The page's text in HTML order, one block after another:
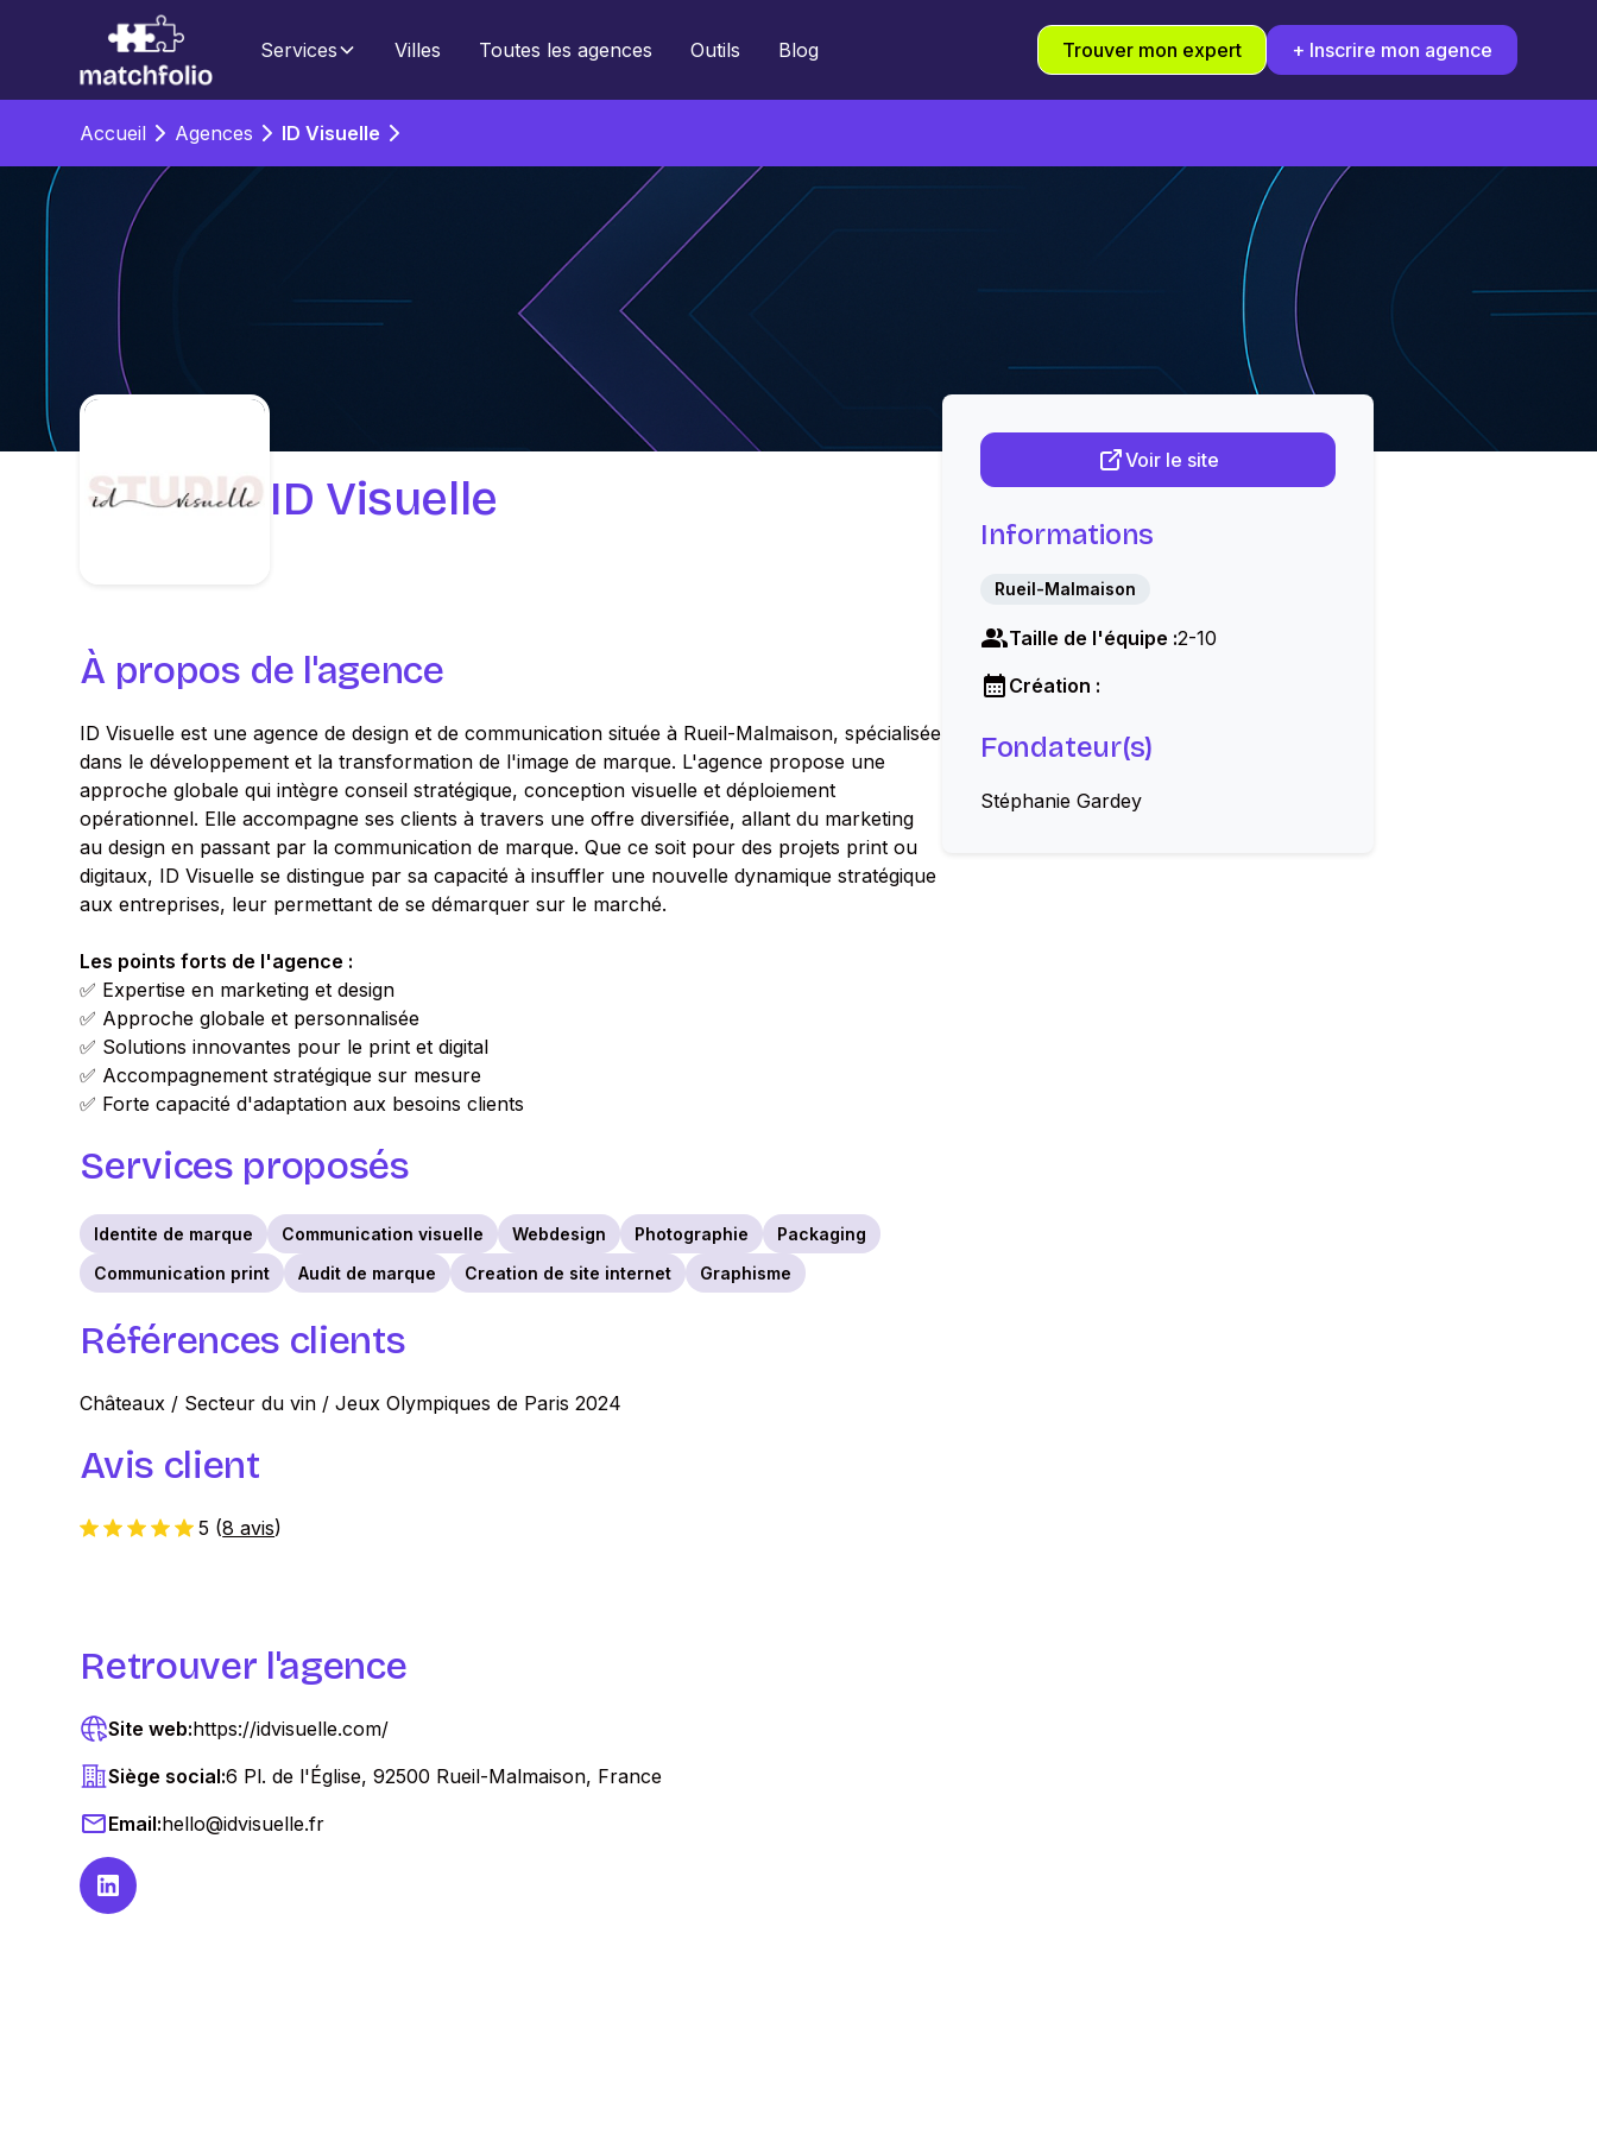
Services Villes Toutes les agences Outils Blog Trouver mon expert + Inscrire mon agence
Accueil Agences ID Visuelle
ID Visuelle
À propos de l'agence
ID Visuelle est une agence de design et de communication située à Rueil-Malmaison, spécialisée
dans le développement et la transformation de l'image de marque. L'agence propose une
approche globale qui intègre conseil stratégique, conception visuelle et déploiement
opérationnel. Elle accompagne ses clients à travers une offre diversifiée, allant du marketing
au design en passant par la communication de marque. Que ce soit pour des projets print ou
digitaux, ID Visuelle se distingue par sa capacité à insuffler une nouvelle dynamique stratégique
aux entreprises, leur permettant de se démarquer sur le marché.
Les points forts de l'agence :
✅ Expertise en marketing et design
✅ Approche globale et personnalisée
✅ Solutions innovantes pour le print et digital
✅ Accompagnement stratégique sur mesure
✅ Forte capacité d'adaptation aux besoins clients
Services proposés
Identite de marque Communication visuelle Webdesign Photographie
Packaging
Communication print
Audit de marque Creation de site internet Graphisme
Références clients
Châteaux / Secteur du vin / Jeux Olympiques de Paris 2024
Avis client
5 (8 avis)
Voir le site
Informations
Rueil-Malmaison
Taille de l'équipe :2-10
Création :
Fondateur(s)
Stéphanie Gardey
Retrouver l'agence
Site web:https://idvisuelle.com/
Siège social:6 Pl. de l'Église, 92500 Rueil-Malmaison, France
Email:hello@idvisuelle.fr